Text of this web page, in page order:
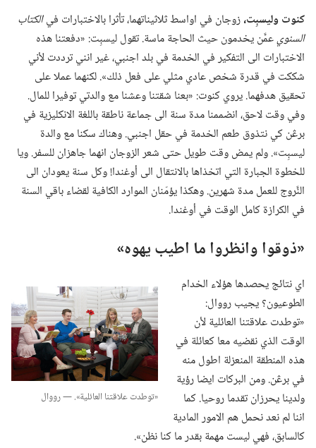
كنوت وليسبِت،‏زوجان في اواسط ثلاثيناتهما،‏ تأثرا بالاختبارات فيالكتاب
السنويعمَّن يخدمون حيث الحاجة ماسة.‏ تقول ليسبِت:‏ «دفعتنا هذه
الاختبارات الى التفكير في الخدمة في بلد اجنبي،‏ غير انني ترددت لأني
شككت في قدرة شخص عادي مثلي على فعل ذلك».‏ لكنهما عملا على
تحقيق هدفهما.‏ يروي كنوت:‏ «بعنا شقتنا وعشنا مع والدتي توفيرا للمال.‏
وفي وقت لاحق،‏ انضممنا مدة سنة الى جماعة ناطقة باللغة الانكليزية في
برڠن كي نتذوق طعم الخدمة في حقل اجنبي.‏ وهناك سكنا مع والدة
ليسبِت».‏ ولم يمض وقت طويل حتى شعر الزوجان انهما جاهزان للسفر.‏ ويا
للخطوة الجبارة التي اتخذاها بالانتقال الى أوغندا!‏ وكل سنة يعودان الى
النَّروج للعمل مدة شهرين.‏ وهكذا يؤمّنان الموارد الكافية لقضاء باقي السنة
في الكرازة كامل الوقت في أوغندا.‏
‏«ذوقوا وانظروا ما اطيب يهوه»‏
‏«توطدت علاقتنا العائلية».‏ —‏ رووال
اي نتائج يحصدها هؤلاء الخدام
الطوعيون؟‏ يجيب رووال:‏
«توطدت علاقتنا العائلية لأن
الوقت الذي نقضيه معا كعائلة في
هذه المنطقة المنعزلة اطول منه
في برڠن.‏ ومن البركات ايضا رؤية
ولدينا يحرزان تقدما روحيا.‏ كما
اننا لم نعد نحمل هم الامور المادية
كالسابق،‏ فهي ليست مهمة بقدر ما كنا نظن».‏